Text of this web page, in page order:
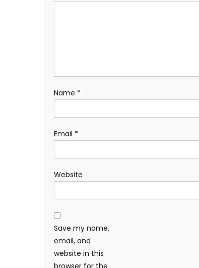
Name *
Email *
Website
Save my name,
email, and
website in this
browser for the